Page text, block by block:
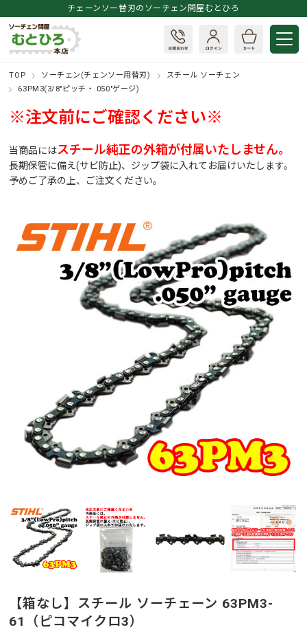
チェーンソー替刃のソーチェン問屋むとひろ
TOP ソーチェン(チェンソー用替刃)
スチール ソーチェン
63PM3(3/8"ピッチ・.050"ゲージ)
※注文前にご確認ください※
当商品にはスチール純正の外箱が付属いたしません。
長期保管に備え(サビ防止)、ジップ袋に入れてお届けいたします。
予めご了承の上、ご注文ください。
【箱なし】スチール ソーチェーン 63PM3-
61（ピコマイクロ3）